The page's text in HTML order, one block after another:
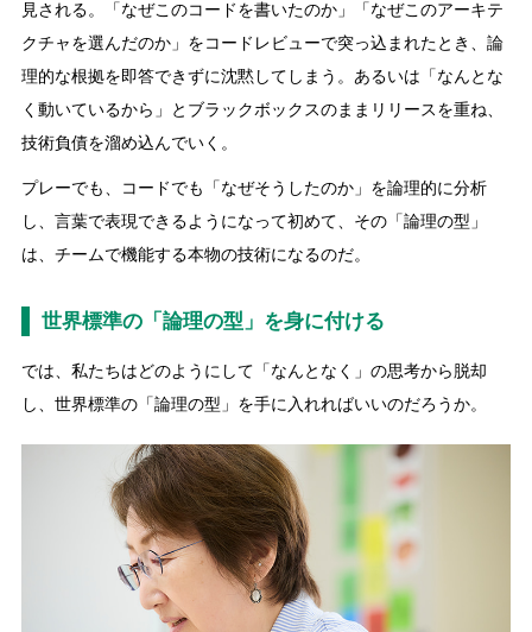
見される。「なぜこのコードを書いたのか」「なぜこのアーキテ
クチャを選んだのか」をコードレビューで突っ込まれたとき、論
理的な根拠を即答できずに沈黙してしまう。あるいは「なんとな
く動いているから」とブラックボックスのままリリースを重ね、
技術負債を溜め込んでいく。
プレーでも、コードでも「なぜそうしたのか」を論理的に分析
し、言葉で表現できるようになって初めて、その「論理の型」
は、チームで機能する本物の技術になるのだ。
世界標準の「論理の型」を身に付ける
では、私たちはどのようにして「なんとなく」の思考から脱却
し、世界標準の「論理の型」を手に入れればいいのだろうか。